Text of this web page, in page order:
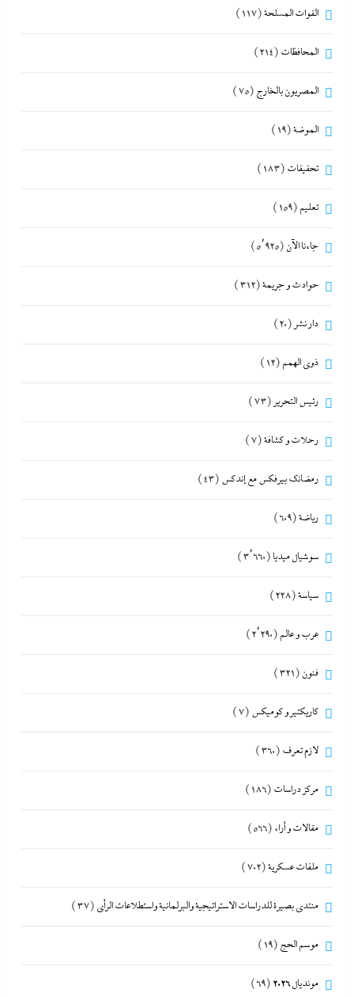
القوات المسلحة(117)
المحافظات (214)
المصريون بالخارج (75)
الموضة(19)
تحقيقات (183)
تعليم (159)
جاءنا الآن (5٬925)
حوادث و جريمة(312)
دار نشر (20)
ذوى الهمم (12)
رئيس التحرير (73)
رحلات و كشافة(7)
رمضانك بيرفكس مع إندكس (43)
رياضة(609)
سوشيال ميديا (3٬660)
سياسة(228)
عرب و عالم (2٬290)
فنون (321)
كاريكتير و كوميكس (7)
لازم تعرف (360)
مركز دراسات (186)
مقالات و أراء (566)
ملفات عسكرية(702)
منتدى بصيرة للدراسات الاستراتيجية والبرلمانية واستطلاعات الرأى (37)
موسم الحج (19)
مونديال 2026 (69)